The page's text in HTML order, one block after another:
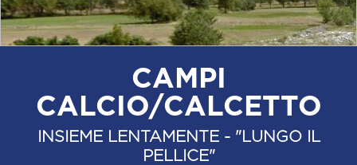
CAMPI
CALCIO/CALCETTO
INSIEME LENTAMENTE - "LUNGO IL
PELLICE"